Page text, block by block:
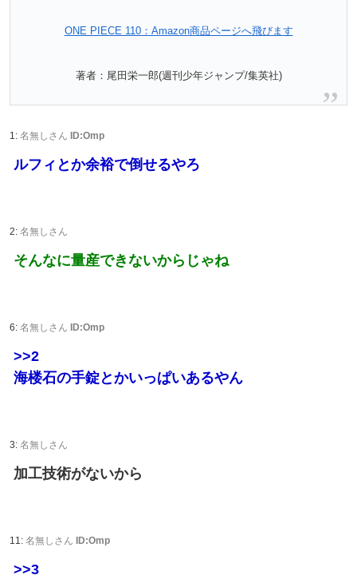
ONE PIECE 110：Amazon商品ページへ飛びます
著者：尾田栄一郎(週刊少年ジャンプ/集英社)
1: 名無しさん ID:Omp
ルフィとか余裕で倒せるやろ
2: 名無しさん
そんなに量産できないからじゃね
6: 名無しさん ID:Omp
>>2
海楼石の手錠とかいっぱいあるやん
3: 名無しさん
加工技術がないから
11: 名無しさん ID:Omp
>>3